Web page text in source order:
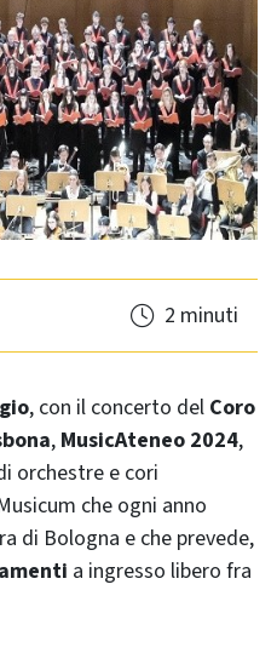
2 minuti
, con il concerto del Coro
, MusicAteneo 2024,
orchestre e cori
che ogni anno
di Bologna e che prevede,
a ingresso libero fra